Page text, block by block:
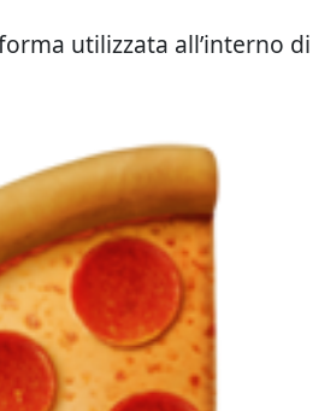
utilizzata all’interno di